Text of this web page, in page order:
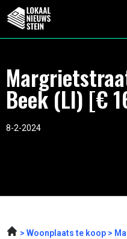
Beek (LI) [€
8-2-2024
Woonplaats te koop